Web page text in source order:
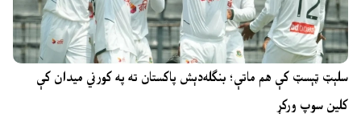
سلېټ ټېسټ کې هم ماتې؛ بنګله‌دېش پاکستان ته په کورني میدان کې
کلین سوپ ورکړ